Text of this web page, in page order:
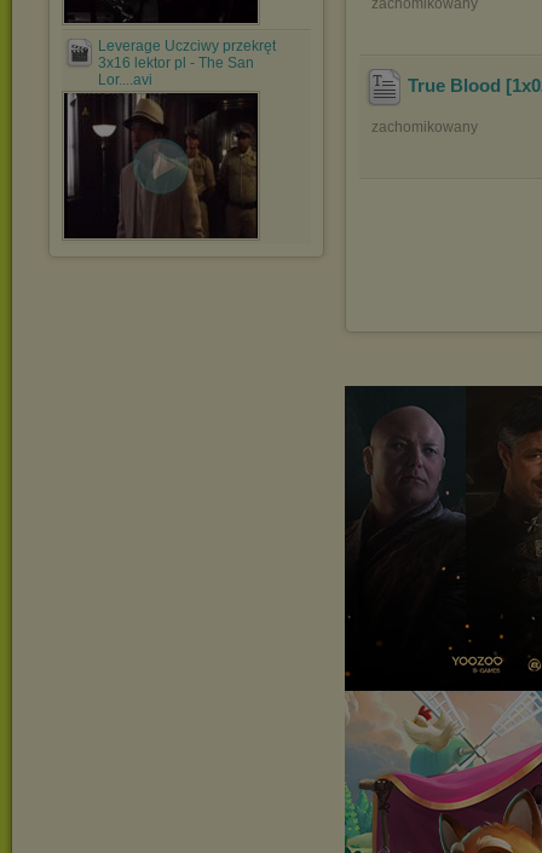
Leverage Uczciwy przekręt
3x16 lektor pl - The San
Lor....avi
zachomikowany
True Blood
zachomikowany